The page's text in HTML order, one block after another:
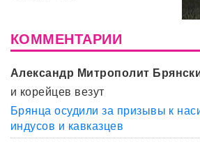
КОММЕНТАРИИ
Александр Митрополит
и корейцев везут
Брянца осудили за призывы к
индусов и кавказцев